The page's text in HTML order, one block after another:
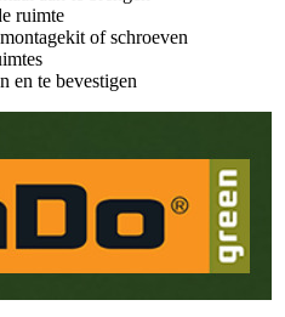
ruimte
of schroeven
en te bevestigen